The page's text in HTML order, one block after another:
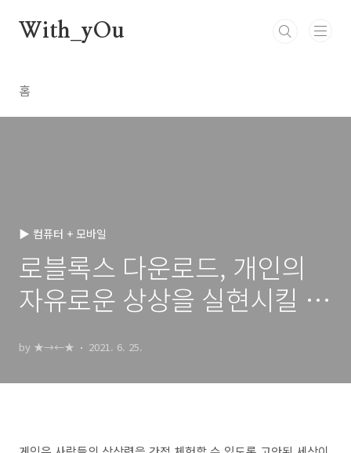
With_yOu
홈
▶ 컴퓨터 + 모바일
로블록스 다운로드, 개인의
자유로운 상상을 실현시킬 수
by ★→←★ 2021. 6. 25.